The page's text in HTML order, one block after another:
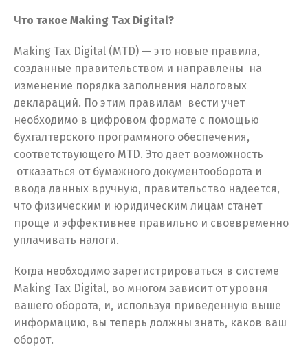
Что такое Making Tax Digital?
Making Tax Digital (MTD) — это новые правила,
созданные правительством и направлены на
изменение порядка заполнения налоговых
деклараций. По этим правилам вести учет
необходимо в цифровом формате с помощью
бухгалтерского программного обеспечения,
соответствующего MTD. Это дает возможность
отказаться от бумажного документооборота и
ввода данных вручную, правительство надеется,
что физическим и юридическим лицам станет
проще и эффективнее правильно и своевременно
уплачивать налоги.
Когда необходимо зарегистрироваться в системе
Making Tax Digital, во многом зависит от уровня
вашего оборота, и, используя приведенную выше
информацию, вы теперь должны знать, каков ваш
оборот.